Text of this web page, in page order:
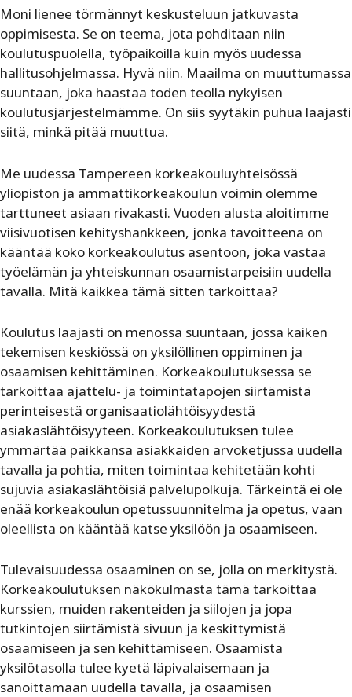
Moni lienee törmännyt keskusteluun jatkuvasta
oppimisesta. Se on teema, jota pohditaan niin
koulutuspuolella, työpaikoilla kuin myös uudessa
hallitusohjelmassa. Hyvä niin. Maailma on muuttumassa
suuntaan, joka haastaa toden teolla nykyisen
koulutusjärjestelmämme. On siis syytäkin puhua laajasti
siitä, minkä pitää muuttua.
Me uudessa Tampereen korkeakouluyhteisössä
yliopiston ja ammattikorkeakoulun voimin olemme
tarttuneet asiaan rivakasti. Vuoden alusta aloitimme
viisivuotisen kehityshankkeen, jonka tavoitteena on
kääntää koko korkeakoulutus asentoon, joka vastaa
työelämän ja yhteiskunnan osaamistarpeisiin uudella
tavalla. Mitä kaikkea tämä sitten tarkoittaa?
Koulutus laajasti on menossa suuntaan, jossa kaiken
tekemisen keskiössä on yksilöllinen oppiminen ja
osaamisen kehittäminen. Korkeakoulutuksessa se
tarkoittaa ajattelu- ja toimintatapojen siirtämistä
perinteisestä organisaatiolähtöisyydestä
asiakaslähtöisyyteen. Korkeakoulutuksen tulee
ymmärtää paikkansa asiakkaiden arvoketjussa uudella
tavalla ja pohtia, miten toimintaa kehitetään kohti
sujuvia asiakaslähtöisiä palvelupolkuja. Tärkeintä ei ole
enää korkeakoulun opetussuunnitelma ja opetus, vaan
oleellista on kääntää katse yksilöön ja osaamiseen.
Tulevaisuudessa osaaminen on se, jolla on merkitystä.
Korkeakoulutuksen näkökulmasta tämä tarkoittaa
kurssien, muiden rakenteiden ja siilojen ja jopa
tutkintojen siirtämistä sivuun ja keskittymistä
osaamiseen ja sen kehittämiseen. Osaamista
yksilötasolla tulee kyetä läpivalaisemaan ja
sanoittamaan uudella tavalla, ja osaamisen